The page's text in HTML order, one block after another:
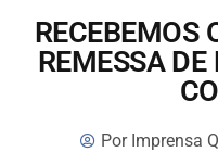
RECEBEMOS
REMESSA
PorImprensa